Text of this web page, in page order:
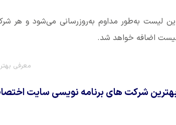
لیست به‌طور مداوم به‌روزرسانی می‌شود و هر
اضافه خواهد شد.
معرفی
شرکت های برنامه نویسی سایت